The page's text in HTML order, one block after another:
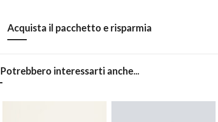
Acquista il pacchetto e risparmia
Potrebbero interessarti anche...